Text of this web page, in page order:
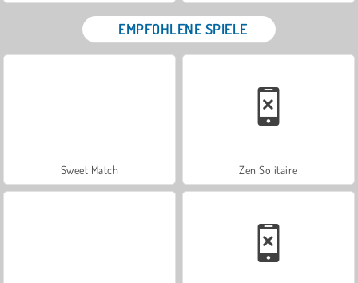
EMPFOHLENE SPIELE
Sweet Match Zen Solitaire